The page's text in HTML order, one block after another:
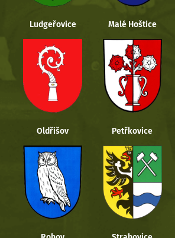
Ludgeřovice Malé Hoštice
Oldřišov Petřkovice